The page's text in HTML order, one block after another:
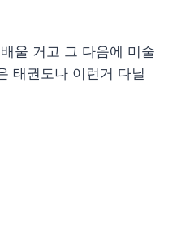
울 거고 그 다음에 미술
태권도나 이런거 다닐